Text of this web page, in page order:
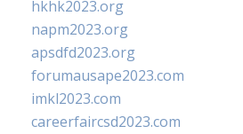
hkhk2023.org
napm2023.org
apsdfd2023.org
forumausape2023.com
imkl2023.com
careerfaircsd2023.com